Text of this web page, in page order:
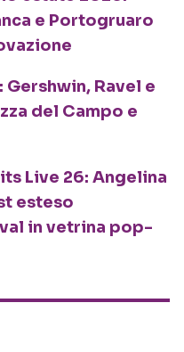
e Portogruaro
Ravel e
del Campo e
Live 26: Angelina
esteso
in vetrina pop-